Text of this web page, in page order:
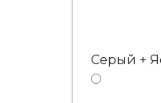
Серый +